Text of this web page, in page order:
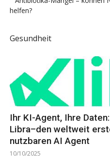
helfen?
Gesundheit
Ihr KI-Agent, Ihre
Libra–den weltweit
nutzbaren AI Agent
10/10/2025